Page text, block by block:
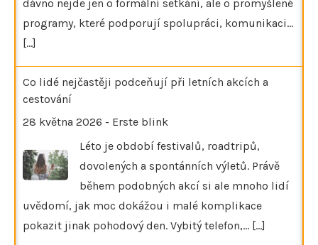
dávno nejde jen o formální setkání, ale o promyšlené
programy, které podporují spolupráci, komunikaci…
[...]
Co lidé nejčastěji podceňují při letních akcích a
cestování
28 května 2026 - Erste blink
Léto je období festivalů, roadtripů,
dovolených a spontánních výletů. Právě
během podobných akcí si ale mnoho lidí
uvědomí, jak moc dokážou i malé komplikace
pokazit jinak pohodový den. Vybitý telefon,… [...]